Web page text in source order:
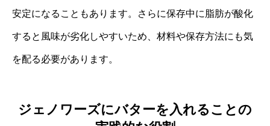
安定になることもあります。さらに保存中に脂肪が酸化
すると風味が劣化しやすいため、材料や保存方法にも気
を配る必要があります。
ジェノワーズにバターを入れることの